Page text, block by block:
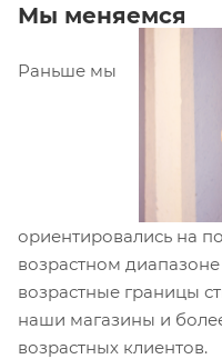
Мы меняемся
Раньше мы
ориентировались на
возрастном диапазоне
возрастные границы
наши магазины и
возрастных клиентов.